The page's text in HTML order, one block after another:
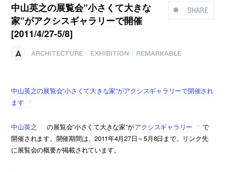
SHARE
中山英之の展覧会”小さくて大きな
家”がアクシスギャラリーで開催
[2011/4/27-5/8]
ARCHITECTURE EXHIBITION REMARKABLE
中山英之の展覧会”小さくて大きな家”がアクシスギャラリーで開催され
ます
中山英之 の展覧会”小さくて大きな家”がアクシスギャラリー
で
開催されます。開催期間は、2011年4月27日～5月8日まで。リンク先
に展覧会の概要が掲載されています。